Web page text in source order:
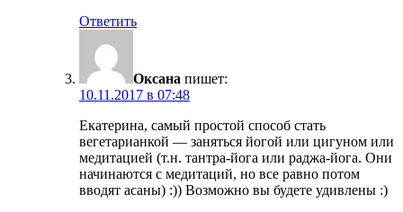
Ответить
Оксана пишет:
10.11.2017 в 07:48
Екатерина, самый простой способ стать
вегетарианкой — заняться йогой или цигуном или
медитацией (т.н. тантра-йога или раджа-йога. Они
начинаются с медитаций, но все равно потом
вводят асаны) :)) Возможно вы будете удивлены :)